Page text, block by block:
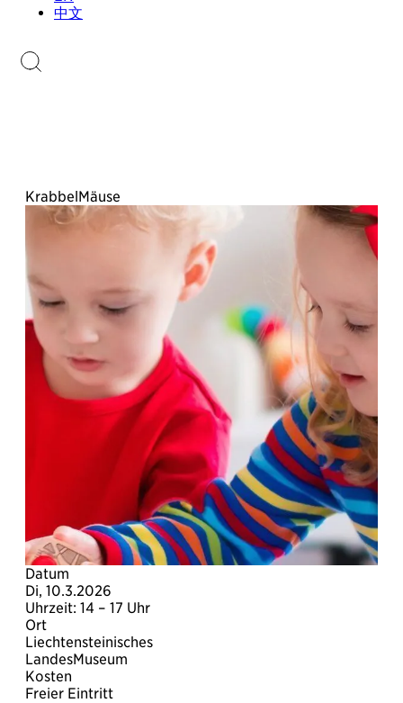
中文
KrabbelMäuse
Datum
Di, 10.3.2026
Uhrzeit: 14 – 17 Uhr
Ort
Liechtensteinisches
LandesMuseum
Kosten
Freier Eintritt